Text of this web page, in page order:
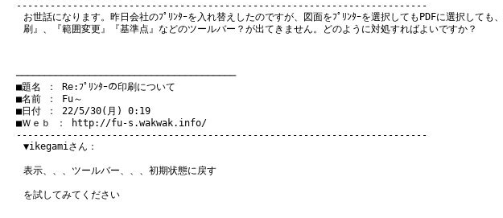
お世話になります。昨日会社のﾌﾟﾘﾝﾀｰを入れ替えしたのですが、図面をﾌﾟﾘﾝﾀｰを選択してもPDFに選択しても
刷』、『範囲変更』『基準点』などのツールバー？が出てきません。どのように対処すればよいですか？
───────────────────────────────────────
■題名 ： Re:ﾌﾟﾘﾝﾀｰの印刷について
■名前 ： Fu～
■日付 ： 22/5/30(月) 0:19
■Ｗｅｂ ：
http://fu-s.wakwak.info/
▼ikegamiさん：
表示、、、ツールバー、、、初期状態に戻す
を試してみてください